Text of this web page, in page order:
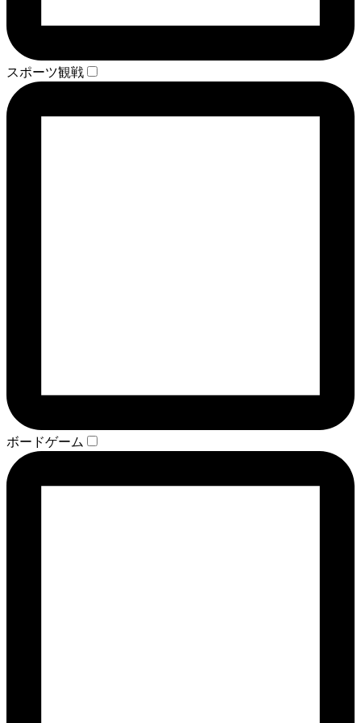
スポーツ観戦
ボードゲーム